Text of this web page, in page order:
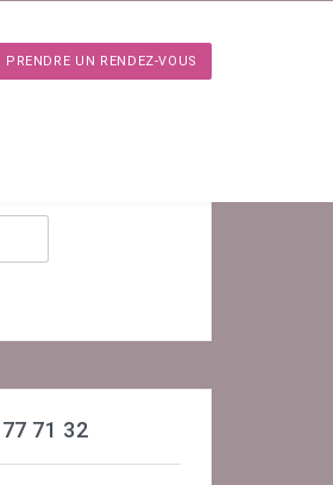
PRENDRE UN RENDEZ-VOUS
71 32